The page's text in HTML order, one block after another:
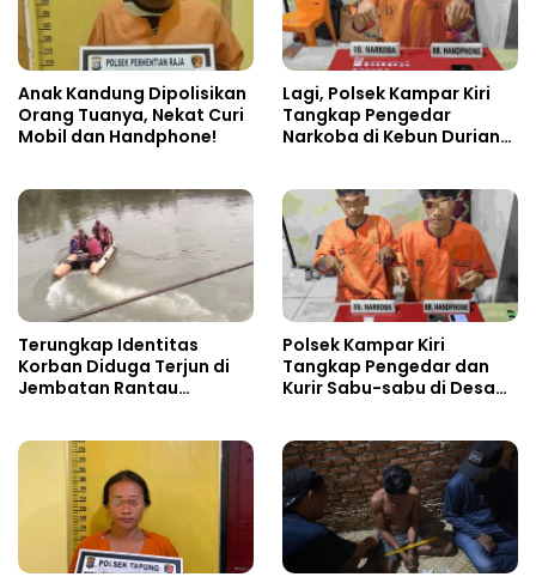
Anak Kandung Dipolisikan
Orang Tuanya, Nekat Curi
Mobil dan Handphone!
Lagi, Polsek Kampar Kiri
Tangkap Pengedar
Narkoba di Kebun Durian
Terungkap Identitas
Korban Diduga Terjun di
Jembatan Rantau
Polsek Kampar Kiri
Tangkap Pengedar dan
Kurir Sabu-sabu di Desa